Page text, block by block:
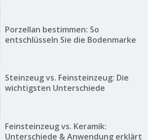
Porzellan bestimmen: So
entschlüsseln Sie die Bodenmarke
Steinzeug vs. Feinsteinzeug: Die
wichtigsten Unterschiede
Feinsteinzeug vs. Keramik:
Unterschiede & Anwendung erklärt